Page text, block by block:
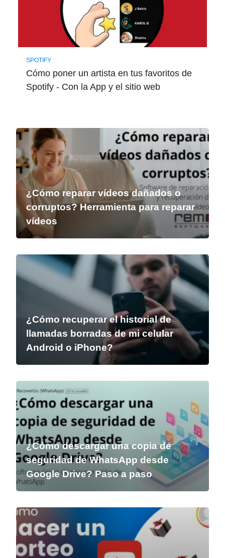
SPOTIFY
Cómo poner un artista en tus favoritos de
Spotify - Con la App y el sitio web
¿Cómo reparar vídeos dañados o
corruptos? Herramienta para reparar
vídeos
¿Cómo recuperar el historial de
llamadas borradas de mi celular
Android o iPhone?
¿Cómo descargar una copia de
seguridad de WhatsApp desde
Google Drive? Paso a paso